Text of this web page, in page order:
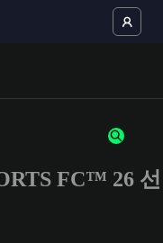
자를 입력하세요FC™ 26 선